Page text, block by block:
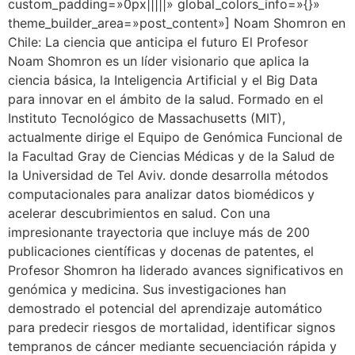
custom_padding=»0px|||||» global_colors_info=»{}»
theme_builder_area=»post_content»] Noam Shomron en
Chile: La ciencia que anticipa el futuro El Profesor
Noam Shomron es un líder visionario que aplica la
ciencia básica, la Inteligencia Artificial y el Big Data
para innovar en el ámbito de la salud. Formado en el
Instituto Tecnológico de Massachusetts (MIT),
actualmente dirige el Equipo de Genómica Funcional de
la Facultad Gray de Ciencias Médicas y de la Salud de
la Universidad de Tel Aviv. donde desarrolla métodos
computacionales para analizar datos biomédicos y
acelerar descubrimientos en salud. Con una
impresionante trayectoria que incluye más de 200
publicaciones científicas y docenas de patentes, el
Profesor Shomron ha liderado avances significativos en
genómica y medicina. Sus investigaciones han
demostrado el potencial del aprendizaje automático
para predecir riesgos de mortalidad, identificar signos
tempranos de cáncer mediante secuenciación rápida y